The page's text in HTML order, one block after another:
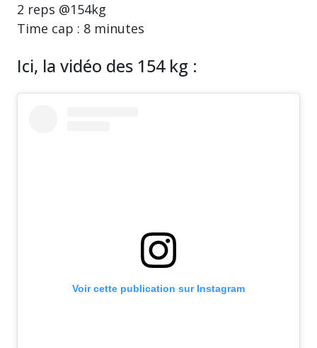
2 reps @154kg
Time cap : 8 minutes
Ici, la vidéo des 154 kg :
Voir cette publication sur Instagram